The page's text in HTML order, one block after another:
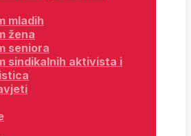
mladih
žena
seniora
sindikalnih aktivista i